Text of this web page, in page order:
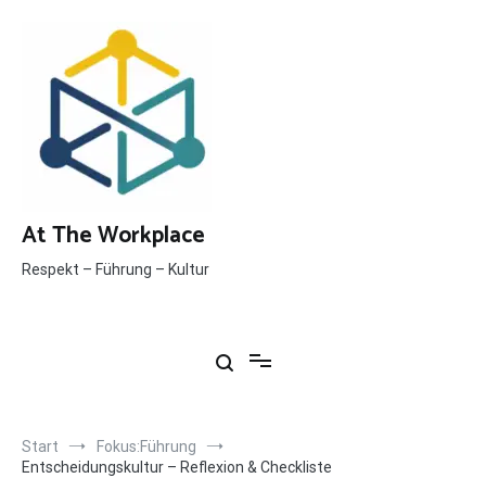
At The Workplace
Respekt – Führung – Kultur
Start
Fokus:Führung
Entscheidungskultur – Reflexion & Checkliste